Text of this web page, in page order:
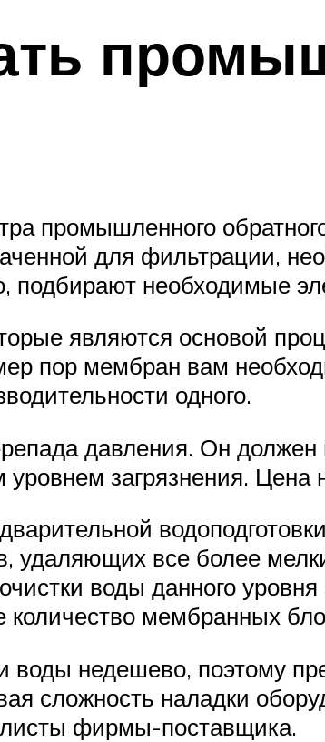
промышленного
для фильтрации,
подбирают необходимые
являются основой
пор мембран вам
одного.
давления. Он
загрязнения. Цена
удаляющих все более
воды данного
мембранных
воды недешево, поэтому
сложность наладки
фирмы-поставщика.